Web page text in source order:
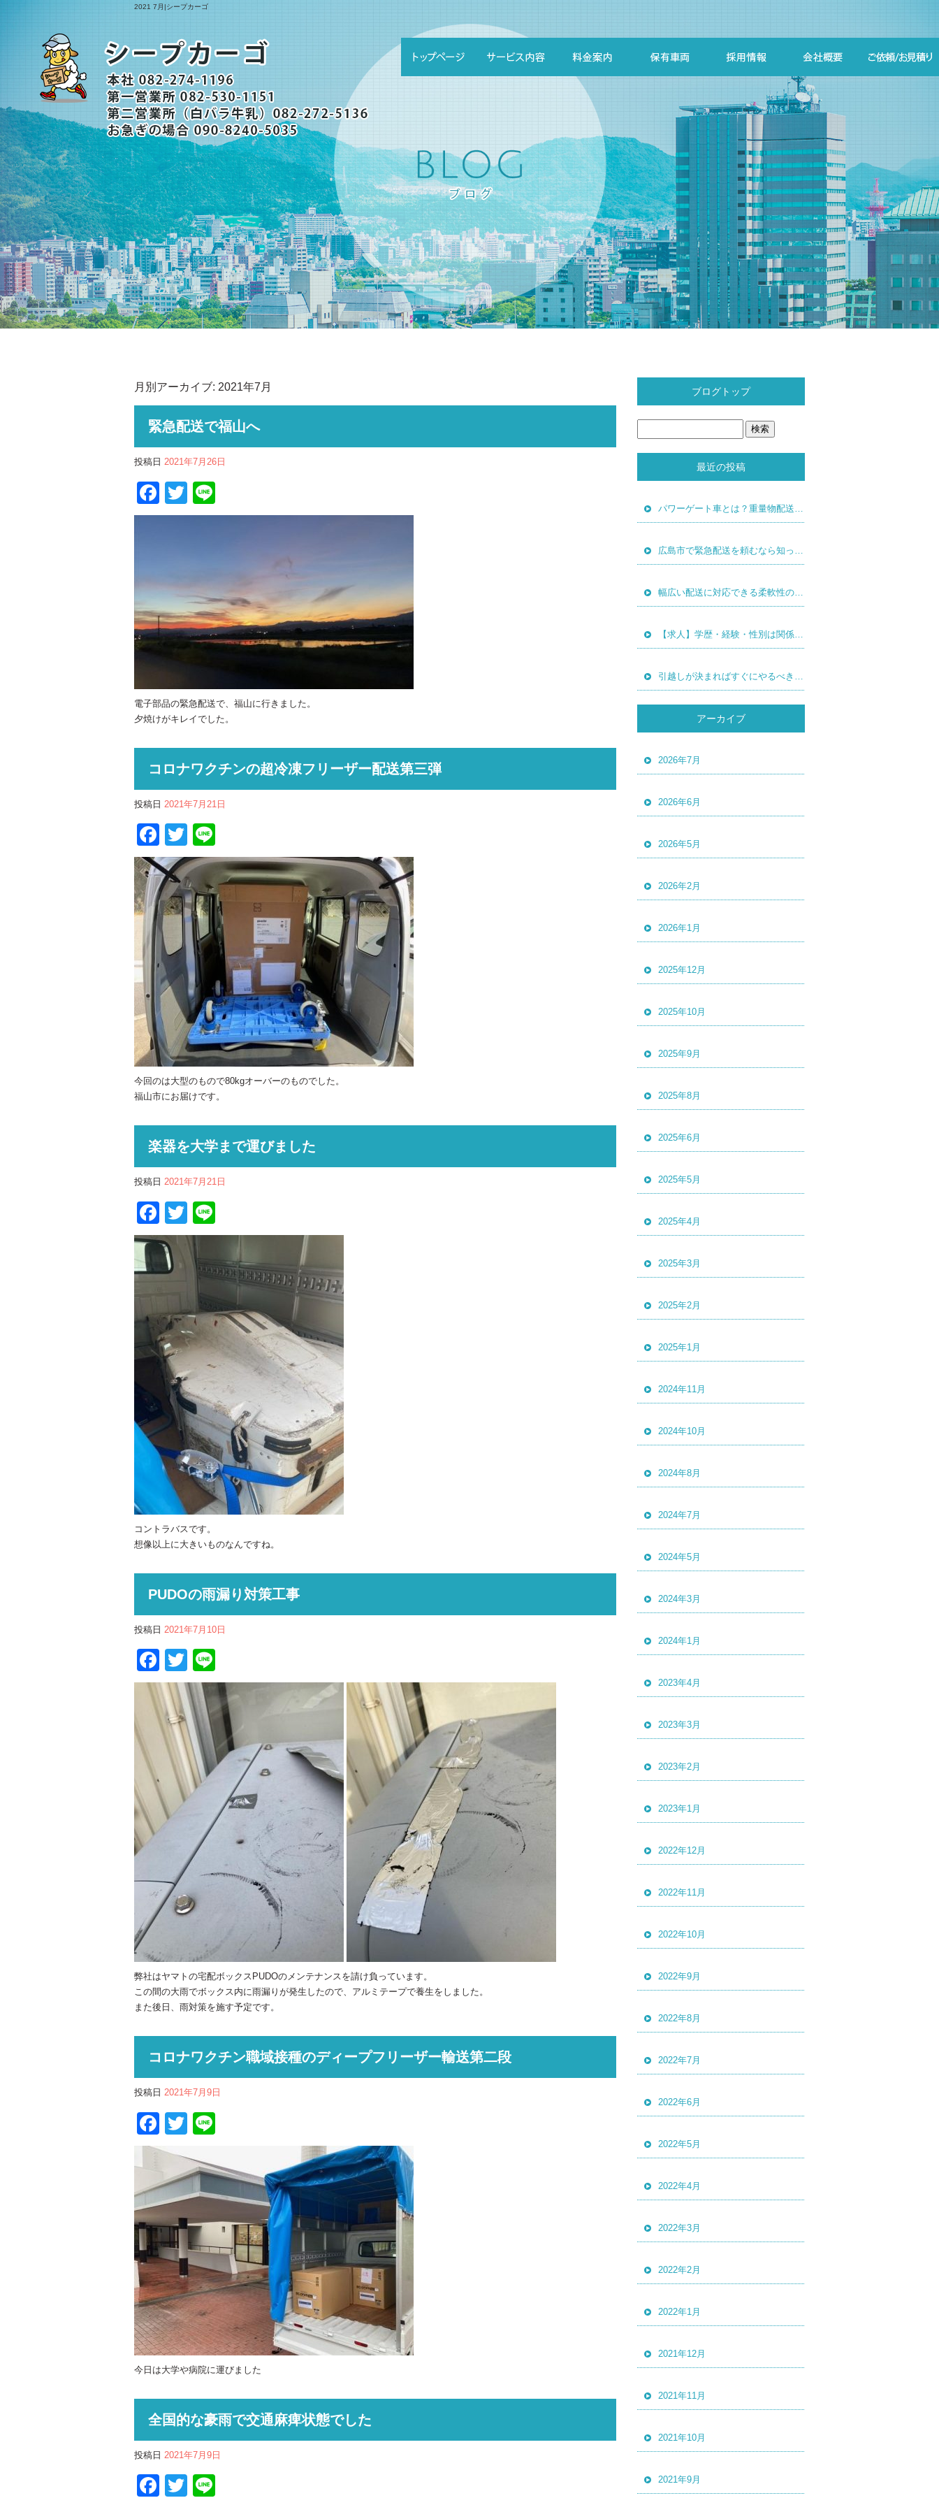
2021 7月|シープカーゴ
月別アーカイブ: 2021年7月
緊急配送で福山へ
投稿日 2021年7月26日
Facebook
Twitter
電子部品の緊急配送で、福山に行きました。
夕焼けがキレイでした。
コロナワクチンの超冷凍フリーザー配送第三弾
投稿日 2021年7月21日
Facebook
Twitter
今回のは大型のもので80kgオーバーのものでした。
福山市にお届けです。
楽器を大学まで運びました
投稿日 2021年7月21日
Facebook
Twitter
コントラバスです。
想像以上に大きいものなんですね。
PUDOの雨漏り対策工事
投稿日 2021年7月10日
Facebook
Twitter
弊社はヤマトの宅配ボックスPUDOのメンテナンスを請け負っています。
この間の大雨でボックス内に雨漏りが発生したので、アルミテープで養生をしました。
また後日、雨対策を施す予定です。
コロナワクチン職域接種のディープフリーザー輸送第二段
投稿日 2021年7月9日
Facebook
Twitter
今日は大学や病院に運びました
全国的な豪雨で交通麻痺状態でした
投稿日 2021年7月9日
Facebook
Twitter
ブログトップ
最近の投稿
パワーゲート車とは？重量物配送で使われる理由と活用シーン
広島市で緊急配送を頼むなら知っておきたい5つのこと
幅広い配送に対応できる柔軟性の高さが強みです
【求人】学歴・経験・性別は関係なく真面目に働いてくれ る方を募集中！
引越しが決まればすぐにやるべきことについて
アーカイブ
2026年7月
2026年6月
2026年5月
2026年2月
2026年1月
2025年12月
2025年10月
2025年9月
2025年8月
2025年6月
2025年5月
2025年4月
2025年3月
2025年2月
2025年1月
2024年11月
2024年10月
2024年8月
2024年7月
2024年5月
2024年3月
2024年1月
2023年4月
2023年3月
2023年2月
2023年1月
2022年12月
2022年11月
2022年10月
2022年9月
2022年8月
2022年7月
2022年6月
2022年5月
2022年4月
2022年3月
2022年2月
2022年1月
2021年12月
2021年11月
2021年10月
2021年9月